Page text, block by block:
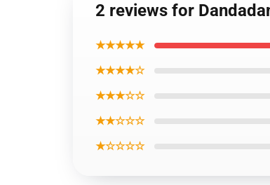
2 reviews for
★★★★★
★★★★☆
★★★☆☆
★★☆☆☆
★☆☆☆☆